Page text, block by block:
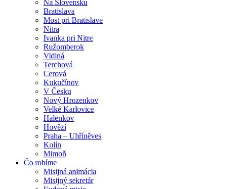
Na Slovensku
Bratislava
Most pri Bratislave
Nitra
Ivanka pri Nitre
Ružomberok
Vidiná
Terchová
Cerová
Kukučínov
V Česku
Nový Hrozenkov
Velké Karlovice
Halenkov
Hovězí
Praha – Uhříněves
Kolín
Mimoň
Čo robíme
Misijná animácia
Misijný sekretár